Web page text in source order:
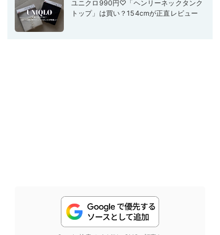
ユニクロ990円♡「ヘンリーネックタンク
トップ」は買い？154cmが正直レビュー